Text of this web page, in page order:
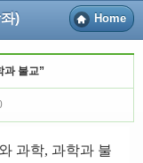
) Home
과 불교”
과학, 과학과 불